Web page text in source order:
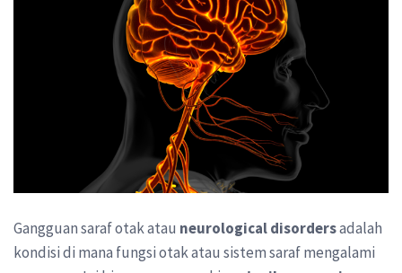
Gangguan saraf otak atau neurological disordersadalah
kondisi di mana fungsi otak atau sistem saraf mengalami